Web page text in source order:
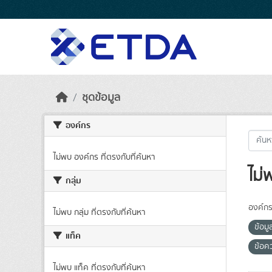
ชุดข้อมูล
องค์กร
ไม่พบ องค์กร ที่ตรงกับที่ค้นหา
กลุ่ม
ไม่พบ กลุ่ม ที่ตรงกับที่ค้นหา
แท็ค
ไม่พบ แท็ค ที่ตรงกับที่ค้นหา
ไ
องค์ก
ข้อมู
ข้อค